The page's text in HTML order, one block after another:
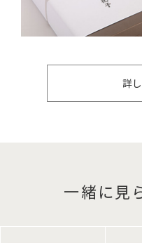
詳
一緒に見